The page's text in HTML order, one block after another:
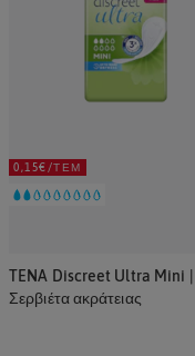
0,15€/ΤΕΜ
TENA Discreet Ultra Mini |
Σερβιέτα ακράτειας